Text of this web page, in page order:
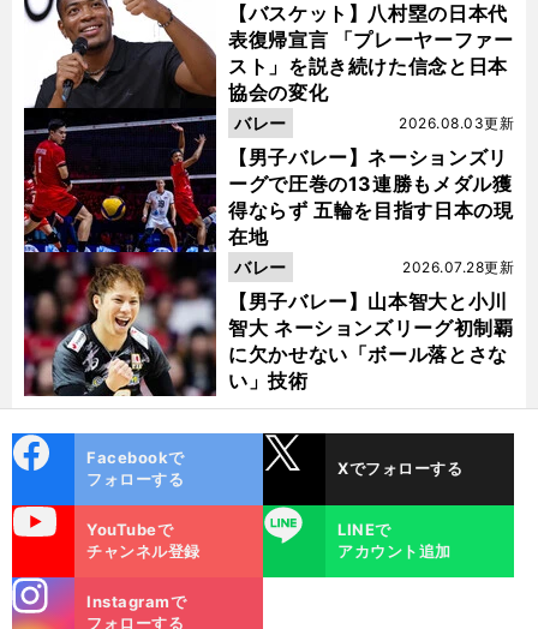
【バスケット】八村塁の日本代
表復帰宣言 「プレーヤーファー
スト」を説き続けた信念と日本
協会の変化
【男子バレー】ネーションズリ
ーグで圧巻の13連勝もメダル獲
得ならず 五輪を目指す日本の現
在地
2026.08.03更新
バレー
【男子バレー】山本智大と小川
智大 ネーションズリーグ初制覇
に欠かせない「ボール落とさな
い」技術
2026.07.28更新
バレー
ok
Facebookで
フォローする
Xでフォローする
YouTubeで
チャンネル登録
LINE
LINEで
アカウント追加
m
Instagramで
フォローする